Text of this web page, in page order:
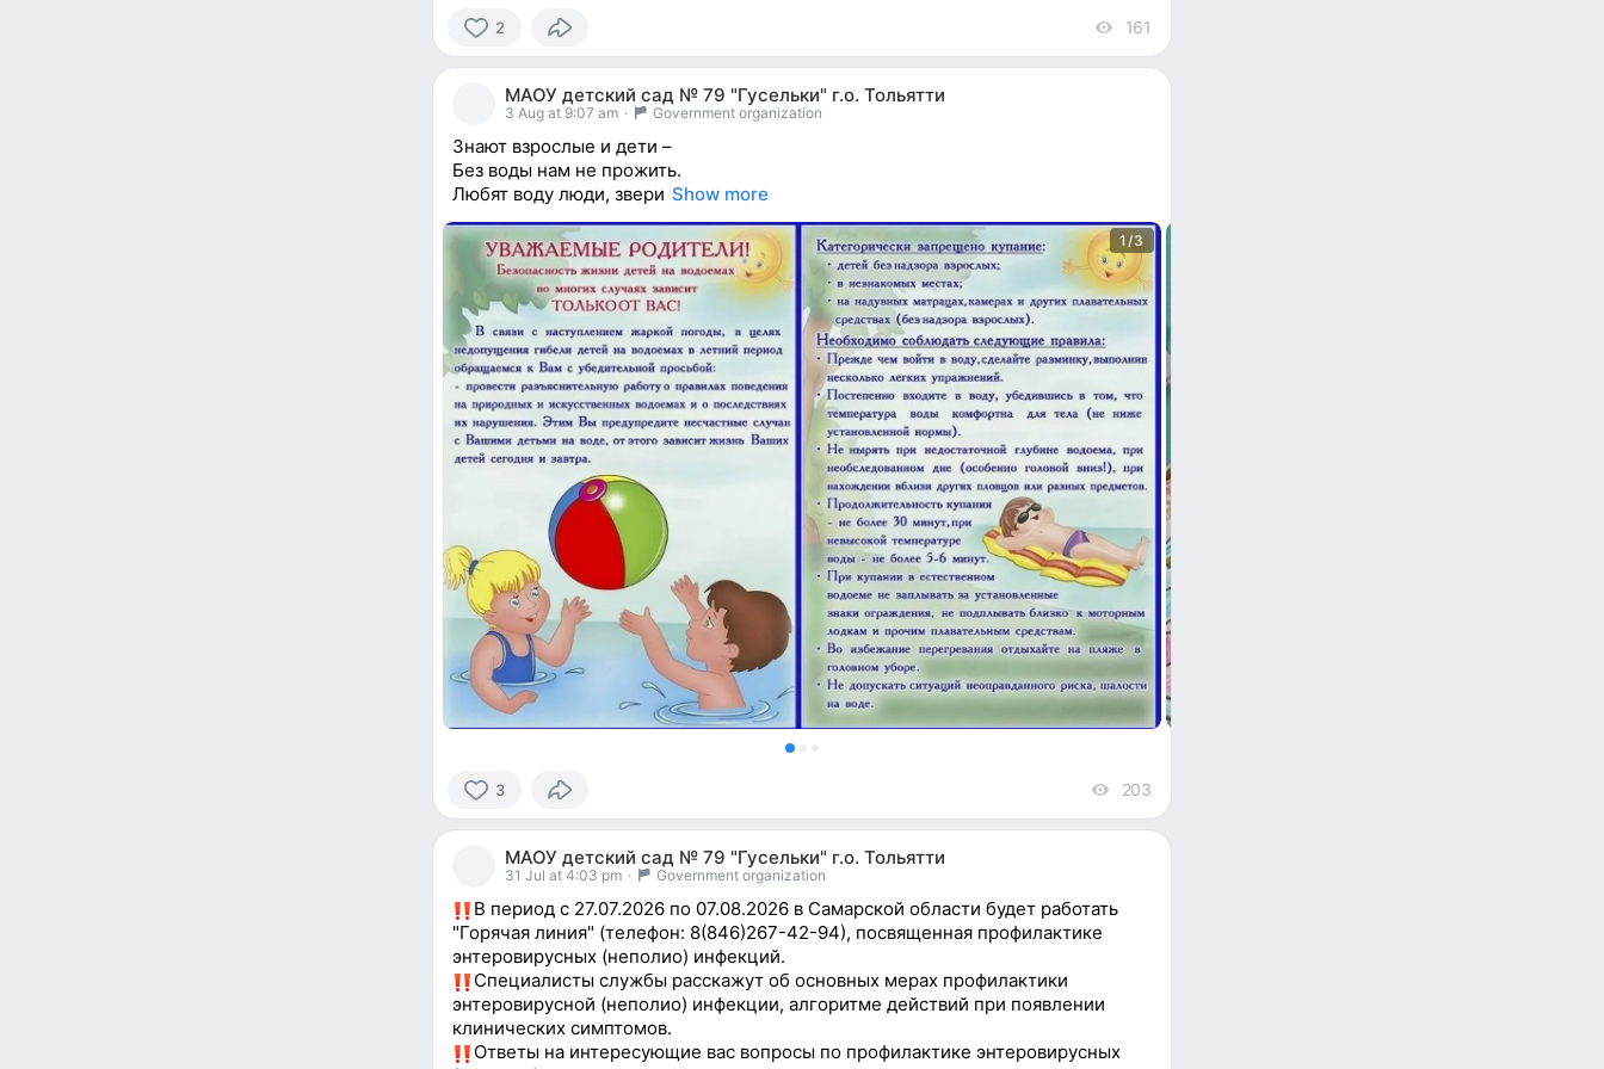
2
2
reacted
161
МАОУ детский сад № 79 "Гусельки" г.о. Тольятти
3 Aug at 9:07 am · Government organization
Знают взрослые и дети –
Без воды нам не прожить.
Любят воду люди, звери Show more
1/3
3
3
reacted
203
МАОУ детский сад № 79 "Гусельки" г.о. Тольятти
31 Jul at 4:03 pm · Government organization
В период с 27.07.2026 по 07.08.2026 в Самарской области будет работать
"Горячая линия" (телефон: 8(846)267-42-94), посвященная профилактике
энтеровирусных (неполио) инфекций.
Специалисты службы расскажут об основных мерах профилактики
энтеровирусной (неполио) инфекции, алгоритме действий при появлении
клинических симптомов.
Ответы на интересующие вас вопросы по профилактике энтеровирусных